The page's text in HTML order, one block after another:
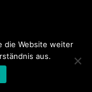
die Website weiter
aus.